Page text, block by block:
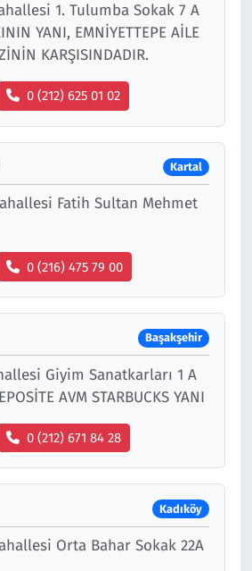
1. Tulumba Sokak 7 A
YANI, EMNİYETTEPE AİLE
KARŞISINDADIR.
0 (212) 625 01 02
Kartal
Fatih Sultan Mehmet
0 (216) 475 79 00
Başakşehir
Giyim Sanatkarları 1 A
AVM STARBUCKS YANI
0 (212) 671 84 28
Kadıköy
Orta Bahar Sokak 22A